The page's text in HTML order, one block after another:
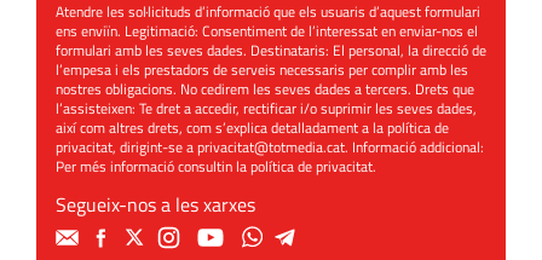
Atendre les sol·licituds d’informació que els usuaris d’aquest formulari
ens enviïn. Legitimació: Consentiment de l’interessat en enviar-nos el
formulari amb les seves dades. Destinataris: El personal, la direcció de
l’empesa i els prestadors de serveis necessaris per complir amb les
nostres obligacions. No cedirem les seves dades a tercers. Drets que
l’assisteixen: Te dret a accedir, rectificar i/o suprimir les seves dades,
així com altres drets, com s’explica detalladament a la política de
privacitat, dirigint-se aprivacitat@totmedia.cat. Informació addicional:
Per més informació consultin lapolítica de privacitat.
Segueix-nos a les xarxes